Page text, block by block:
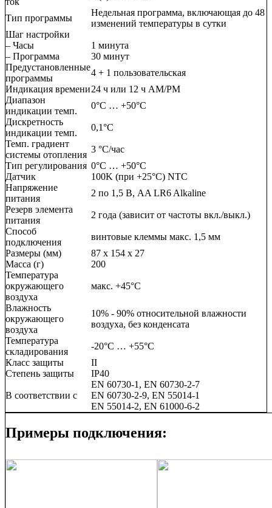
Тип программы
Недельная программа, включающая до 48
изменений температуры в сутки
Шаг настройки
– Часы
– Программа
1 минута
30 минут
Предустановленные
программы
4 + 1 пользовательская
Индикация времени24 ч или 12 ч AM/PM
Диапазон
индикации темп.
0°C … +50°C
Дискретность
индикации темп.
0,1°C
Темп. градиент
системы отопления
3 °C/час
Тип регулирования 0°C … +50°C
Датчик
100K (при +25°C) NTC
Напряжение
питания
2 по 1,5 В, AA LR6 Alkaline
Резерв элемента
питания
2 года (зависит от частоты вкл./выкл.)
Способ
подключения
винтовые клеммы макс. 1,5 мм
Размеры (мм)
87 x 154 x 27
Масса (г)
200
Температура
окружающего
воздуха
макс. +45°C
Влажность
окружающего
воздуха
10% - 90% относительной влажности
воздуха, без конденсата
Температура
складирования
-20°C … +55°C
Класс защиты
II
Степень защиты
IP40
В соответствии с
EN 60730-1, EN 60730-2-7
EN 60730-2-9, EN 55014-1
EN 55014-2, EN 61000-6-2
Примеры подключения: